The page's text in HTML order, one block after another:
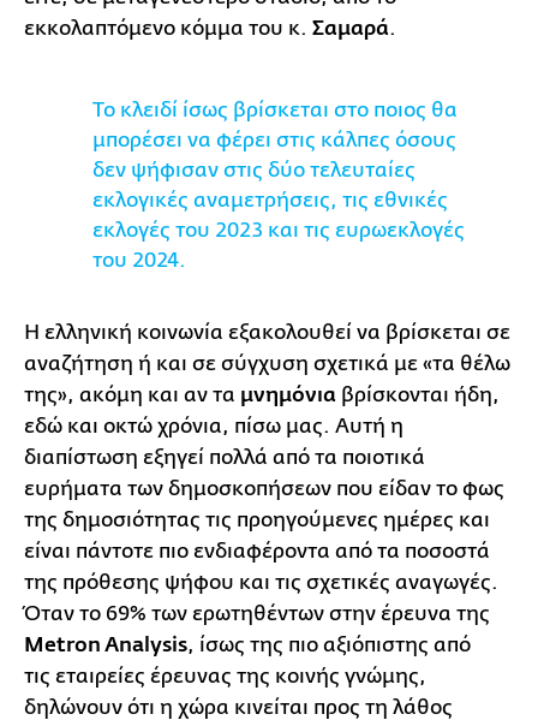
εκκολαπτόμενο κόμμα του κ. Σαμαρά.
Το κλειδί ίσως βρίσκεται στο ποιος θα
μπορέσει να φέρει στις κάλπες όσους
δεν ψήφισαν στις δύο τελευταίες
εκλογικές αναμετρήσεις, τις εθνικές
εκλογές του 2023 και τις ευρωεκλογές
του 2024.
Η ελληνική κοινωνία εξακολουθεί να βρίσκεται σε
αναζήτηση ή και σε σύγχυση σχετικά με «τα θέλω
της», ακόμη και αν τα μνημόνια βρίσκονται ήδη,
εδώ και οκτώ χρόνια, πίσω μας. Αυτή η
διαπίστωση εξηγεί πολλά από τα ποιοτικά
ευρήματα των δημοσκοπήσεων που είδαν το φως
της δημοσιότητας τις προηγούμενες ημέρες και
είναι πάντοτε πιο ενδιαφέροντα από τα ποσοστά
της πρόθεσης ψήφου και τις σχετικές αναγωγές.
Όταν το 69% των ερωτηθέντων στην έρευνα της
Metron Analysis, ίσως της πιο αξιόπιστης από
τις εταιρείες έρευνας της κοινής γνώμης,
δηλώνουν ότι η χώρα κινείται προς τη λάθος